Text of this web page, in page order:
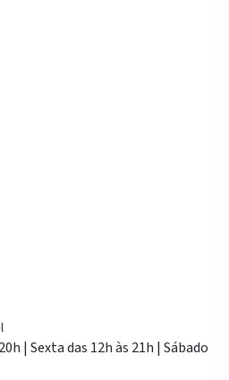
| Sexta das 12h às 21h | Sábado